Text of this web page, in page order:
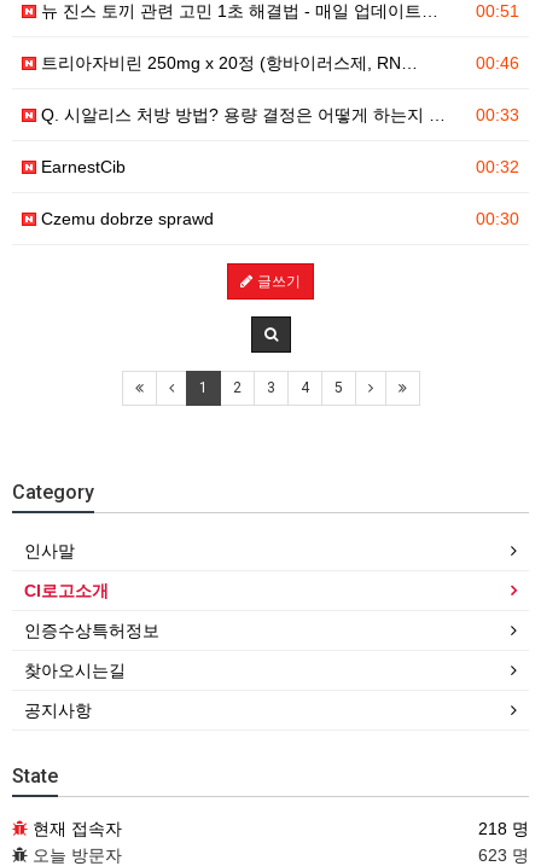
00:51
뉴 진스 토끼 관련 고민 1초 해결법 - 매일 업데이트…
00:46
트리아자비린 250mg x 20정 (항바이러스제, RN…
00:33
Q. 시알리스 처방 방법? 용량 결정은 어떻게 하는지 …
00:32
EarnestCib
00:30
Czemu dobrze sprawd
글쓰기
1 2 3 4 5
Category
인사말
CI로고소개
인증수상특허정보
찾아오시는길
공지사항
State
현재 접속자
218 명
오늘 방문자
623 명